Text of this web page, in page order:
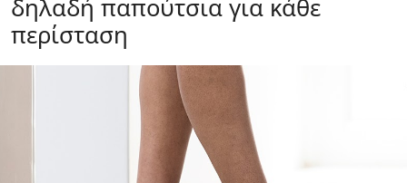
δηλαδή παπούτσια για κάθε
περίσταση